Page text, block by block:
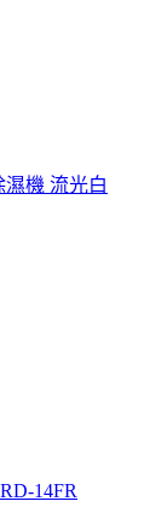
濕機 流光白
14FR